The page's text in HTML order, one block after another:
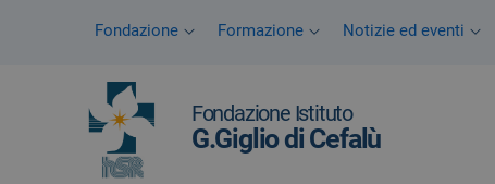
Vai al menu di navigazione
Fondazione Formazione Notizie ed eventi
Fondazione Istituto
G.Giglio di Cefalù